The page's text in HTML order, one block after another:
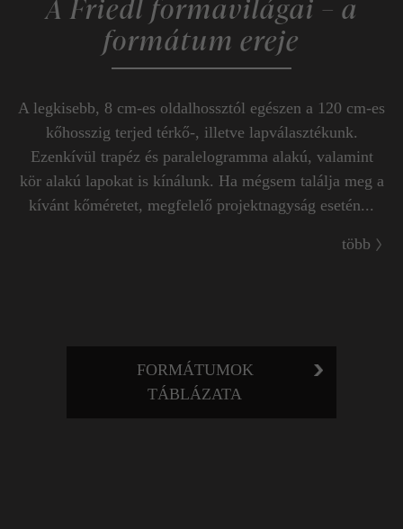
A Friedl formavilágai – a
formátum ereje
A legkisebb, 8 cm-es oldalhossztól egészen a 120 cm-es
kőhosszig terjed térkő-, illetve lapválasztékunk.
Ezenkívül trapéz és paralelogramma alakú, valamint
kör alakú lapokat is kínálunk. Ha mégsem találja meg a
kívánt kőméretet, megfelelő projektnagyság esetén...
több
FORMÁTUMOK
TÁBLÁZATA